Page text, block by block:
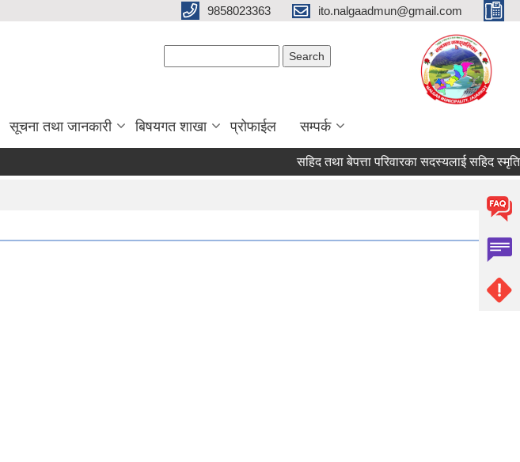
9858023363 ito.nalgaadmun@gmail.com
सूचना तथा जानकारी बिषयगत शाखा प्रोफाईल सम्पर्क
सहिद तथा बेपत्ता परिवारका सदस्यलाई सहिद स्मृति भत्ता